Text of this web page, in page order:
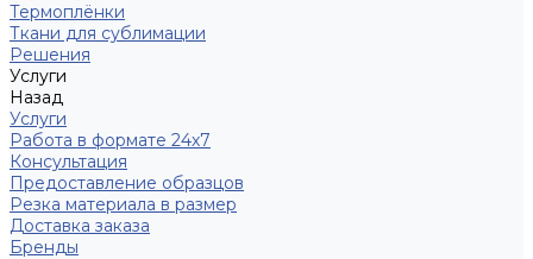
Термоплёнки
Ткани для сублимации
Решения
Услуги
Назад
Услуги
Работа в формате 24х7
Консультация
Предоставление образцов
Резка материала в размер
Доставка заказа
Бренды